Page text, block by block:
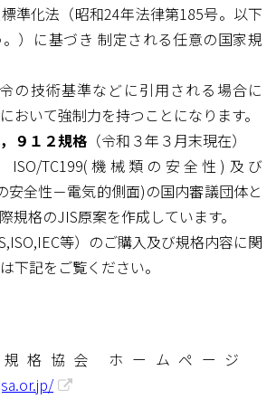
準化法（昭和24年法律第185号。以下
）に基づき 制定される任意の国家規
の技術基準などに引用される場合に
おいて強制力を持つことになります。
９１２規格 （令和３年３月末現在）
TC199(機械類の安全性)及び
安全性－電気的側面)の国内審議団体と
規格のJIS原案を作成しています。
等）のご購入及び規格内容に関
下記をご覧ください。
格協会 ホームページ